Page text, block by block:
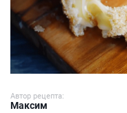
Автор рецепта:
Максим